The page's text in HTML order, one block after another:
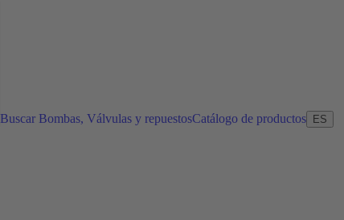
Buscar Bombas, Válvulas y repuestosCatálogo de productos ES